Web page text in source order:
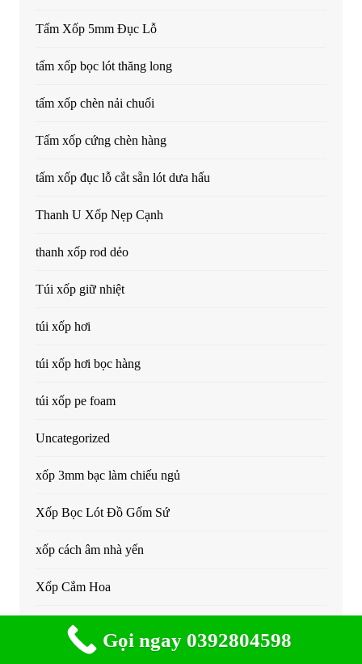
Tấm Xốp 5mm Đục Lỗ
tấm xốp bọc lót thăng long
tấm xốp chèn nải chuối
Tấm xốp cứng chèn hàng
tấm xốp đục lỗ cắt sẵn lót dưa hấu
Thanh U Xốp Nẹp Cạnh
thanh xốp rod dẻo
Túi xốp giữ nhiệt
túi xốp hơi
túi xốp hơi bọc hàng
túi xốp pe foam
Uncategorized
xốp 3mm bạc làm chiếu ngủ
Xốp Bọc Lót Đồ Gốm Sứ
xốp cách âm nhà yến
Xốp Cắm Hoa
xốp chèn khe co dãn
Gọi ngay 0392804598